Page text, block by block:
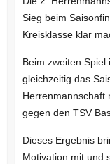
Sieg beim
Kreisklasse klar
Beim zweiten Spiel
gleichzeitig das
Herrenmannschaft
gegen den TSV
Dieses Ergebnis
Motivation mit und